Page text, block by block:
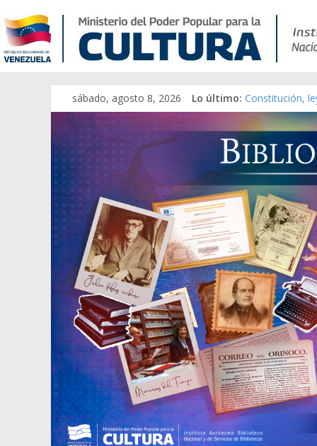
sábado, agosto 8, 2026 Lo último: Constitución,
Una Parálisis
Modesta Bor
Gaceta Oficial
Catálogo